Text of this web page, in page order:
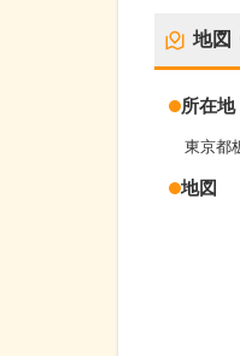
地図
所在地
東京都
地図